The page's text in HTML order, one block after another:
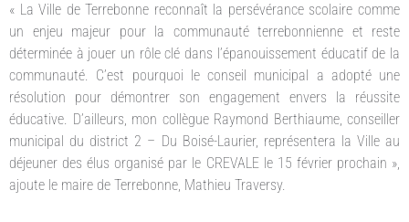
« La Ville de Terrebonne reconnaît la persévérance scolaire comme
un enjeu majeur pour la communauté terrebonnienne et reste
déterminée à jouer un rôle clé dans l’épanouissement éducatif de la
communauté. C’est pourquoi le conseil municipal a adopté une
résolution pour démontrer son engagement envers la réussite
éducative. D’ailleurs, mon collègue Raymond Berthiaume, conseiller
municipal du district 2 – Du Boisé-Laurier, représentera la Ville au
déjeuner des élus organisé par le CREVALE le 15 février prochain »,
ajoute le maire de Terrebonne, Mathieu Traversy.